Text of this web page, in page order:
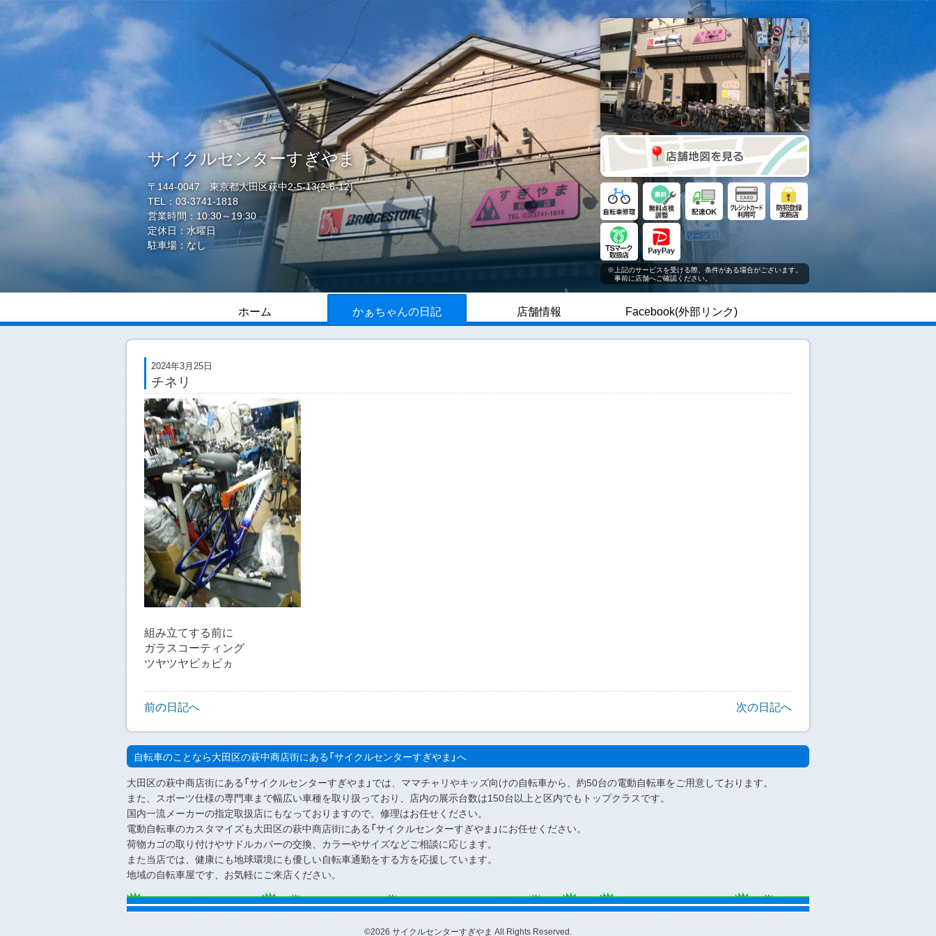
サイクルセンターすぎやま
〒144-0047 東京都大田区萩中2-5-13(2-6-12)
TEL：03-3741-1818
営業時間：10:30～19:30
定休日：水曜日
駐車場：なし
※上記のサービスを受ける際、条件がある場合がございます。
事前に店舗へご確認ください。
ホーム かぁちゃんの日記 店舗情報 Facebook(外部リンク)
2024年3月25日
チネリ
組み立てする前に
ガラスコーティング
ツヤツヤビヵビヵ
前の日記へ 次の日記へ
自転車のことなら大田区の萩中商店街にある「サイクルセンターすぎやま」へ
大田区の萩中商店街にある「サイクルセンターすぎやま」では、ママチャリやキッズ向けの自転車から、約50台の電動自転車をご用意しております。
また、スポーツ仕様の専門車まで幅広い車種を取り扱っており、店内の展示台数は150台以上と区内でもトップクラスです。
国内一流メーカーの指定取扱店にもなっておりますので、修理はお任せください。
電動自転車のカスタマイズも大田区の萩中商店街にある「サイクルセンターすぎやま」にお任せください。
荷物カゴの取り付けやサドルカバーの交換、カラーやサイズなどご相談に応じます。
また当店では、健康にも地球環境にも優しい自転車通勤をする方を応援しています。
地域の自転車屋です、お気軽にご来店ください。
©2026 サイクルセンターすぎやま All Rights Reserved.